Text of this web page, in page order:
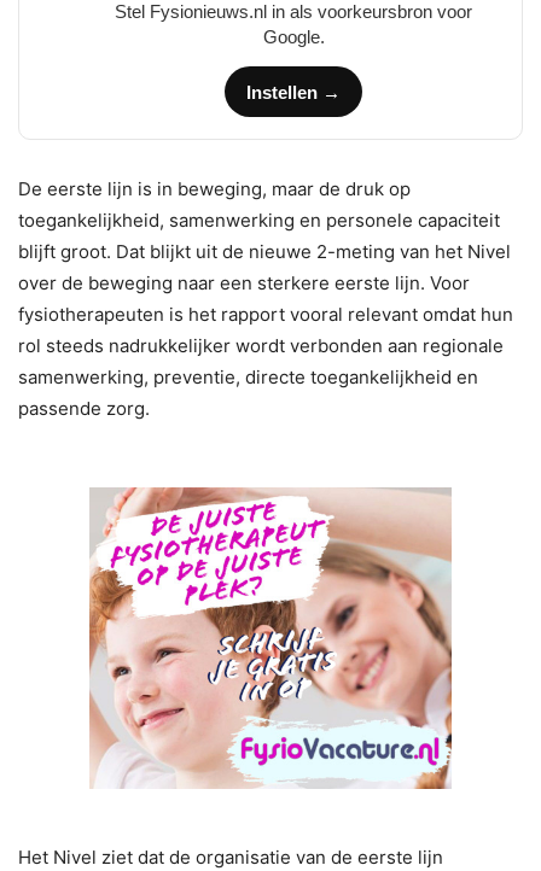
Stel Fysionieuws.nl in als voorkeursbron voor
Google.
Instellen →
De eerste lijn is in beweging, maar de druk op
toegankelijkheid, samenwerking en personele capaciteit
blijft groot. Dat blijkt uit de nieuwe 2-meting van het Nivel
over de beweging naar een sterkere eerste lijn. Voor
fysiotherapeuten is het rapport vooral relevant omdat hun
rol steeds nadrukkelijker wordt verbonden aan regionale
samenwerking, preventie, directe toegankelijkheid en
passende zorg.
Het Nivel ziet dat de organisatie van de eerste lijn